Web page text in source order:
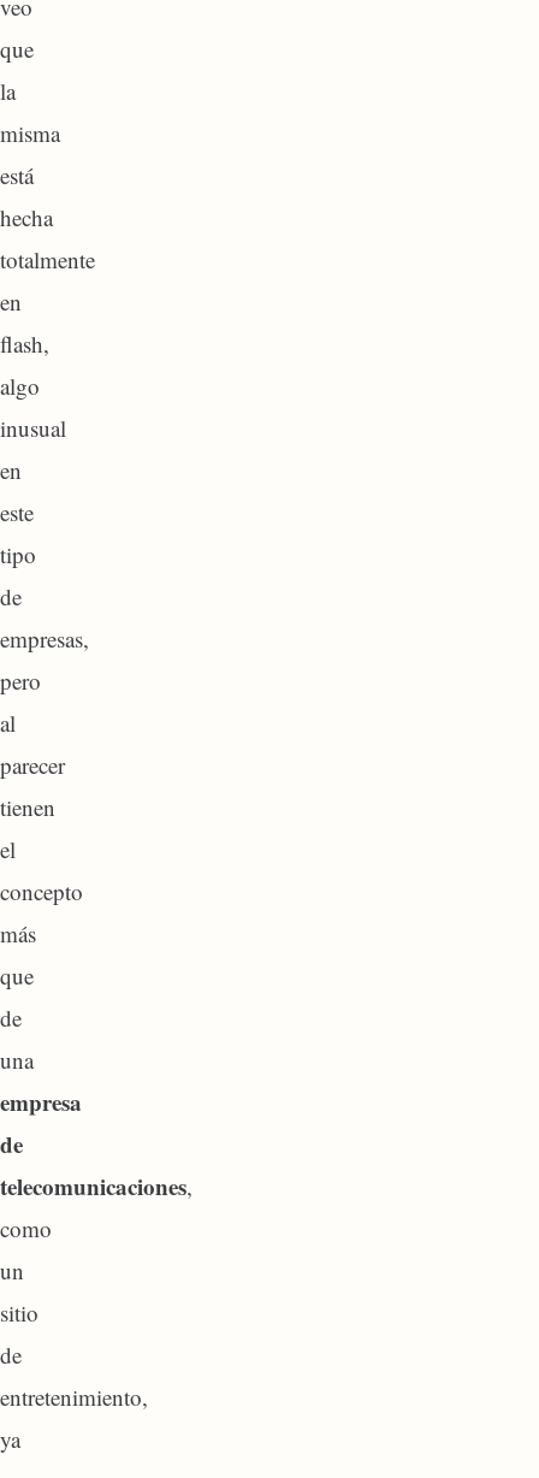
veo
que
la
misma
está
hecha
totalmente
en
flash,
algo
inusual
en
este
tipo
de
empresas,
pero
al
parecer
tienen
el
concepto
más
que
de
una
empresa
de
telecomunicaciones,
como
un
sitio
de
entretenimiento,
ya